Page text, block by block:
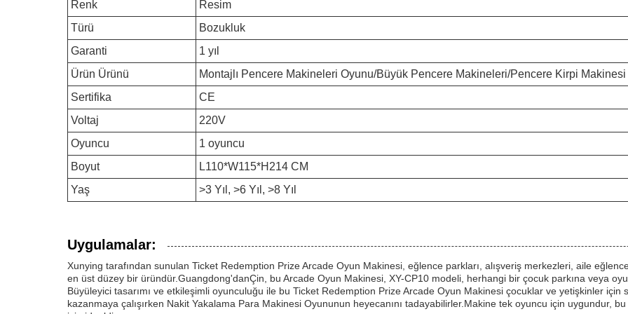
Renk
Resim
Türü
Bozukluk
Garanti
1 yıl
Ürün Ürünü
Montajlı Pencere Makineleri Oyunu/Büyük Pencere Makineleri/Pencere Kirpi Makinesi
Sertifika
CE
Voltaj
220V
Oyuncu
1 oyuncu
Boyut
L110*W115*H214 CM
Yaş
>3 Yıl, >6 Yıl, >8 Yıl
Uygulamalar:
Xunying tarafından sunulan Ticket Redemption Prize Arcade Oyun Makinesi, eğlence parkları, alışveriş merkezleri, aile
en üst düzey bir üründür.Guangdong'danÇin, bu Arcade Oyun Makinesi, XY-CP10 modeli, herhangi bir çocuk parkına veya
Büyüleyici tasarımı ve etkileşimli oyunculuğu ile bu Ticket Redemption Prize Arcade Oyun Makinesi çocuklar ve yetişkinler
kazanmaya çalışırken Nakit Yakalama Para Makinesi Oyununun heyecanını tadayabilirler.Makine tek oyuncu için uygundur,